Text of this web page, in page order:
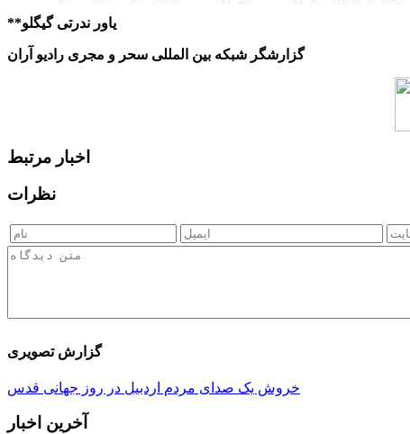
**یاور ندرتی گیگلو
گزارشگر شبکه بین المللی سحر و مجری رادیو آران
اخبار مرتبط
نظرات
گزارش تصویری
خروش یک صدای مردم اردبیل در روز جهانی قدس
آخرین اخبار